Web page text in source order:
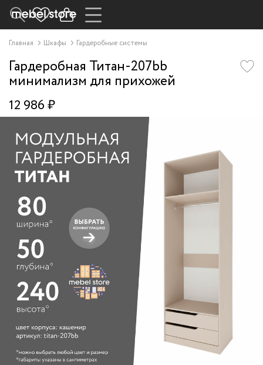
Главная Шкафы Гардеробные системы
Гардеробная Титан-207bb
минимализм для прихожей
12 986 ₽